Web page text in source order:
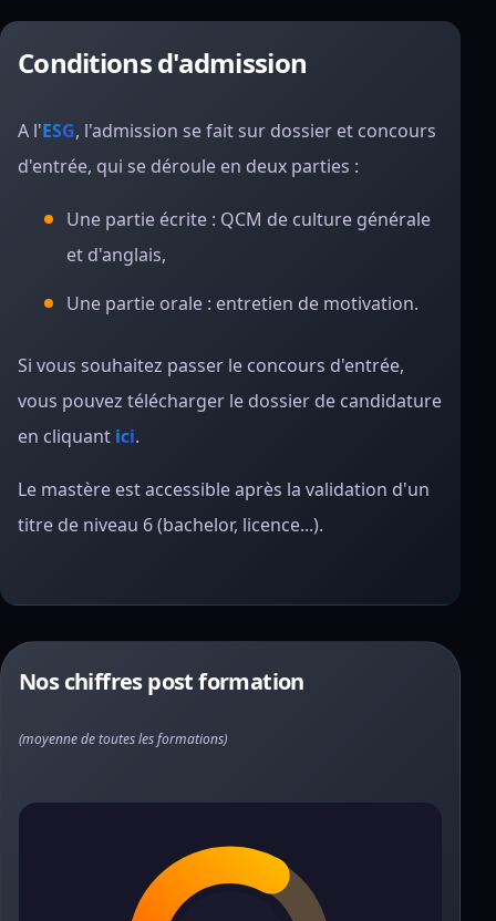
Conditions d'admission
A l'ESG, l'admission se fait sur dossier et concours
d'entrée, qui se déroule en deux parties :
Une partie écrite : QCM de culture générale
et d'anglais,
Une partie orale : entretien de motivation.
Si vous souhaitez passer le concours d'entrée,
vous pouvez télécharger le dossier de candidature
en cliquant ici.
Le mastère est accessible après la validation d'un
titre de niveau 6 (bachelor, licence...).
Nos chiffres post formation
(moyenne de toutes les formations)